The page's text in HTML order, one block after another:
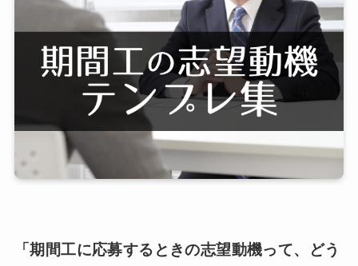
「期間工に応募するときの志望動機って、どう